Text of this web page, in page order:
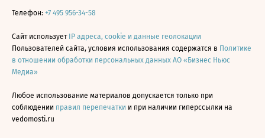
Телефон: +7 495 956-34-58
Сайт использует IP адреса, cookie и данные геолокации
Пользователей сайта, условия использования содержатся в Политике
в отношении обработки персональных данных АО «Бизнес Ньюс
Медиа»
Любое использование материалов допускается только при
соблюдении правил перепечатки и при наличии гиперссылки на
vedomosti.ru